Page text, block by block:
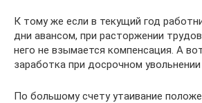
К тому же если в текущий год
дни авансом, при расторжении
него не взымается компенсация. А
заработка при досрочном
По большому счету утаивание